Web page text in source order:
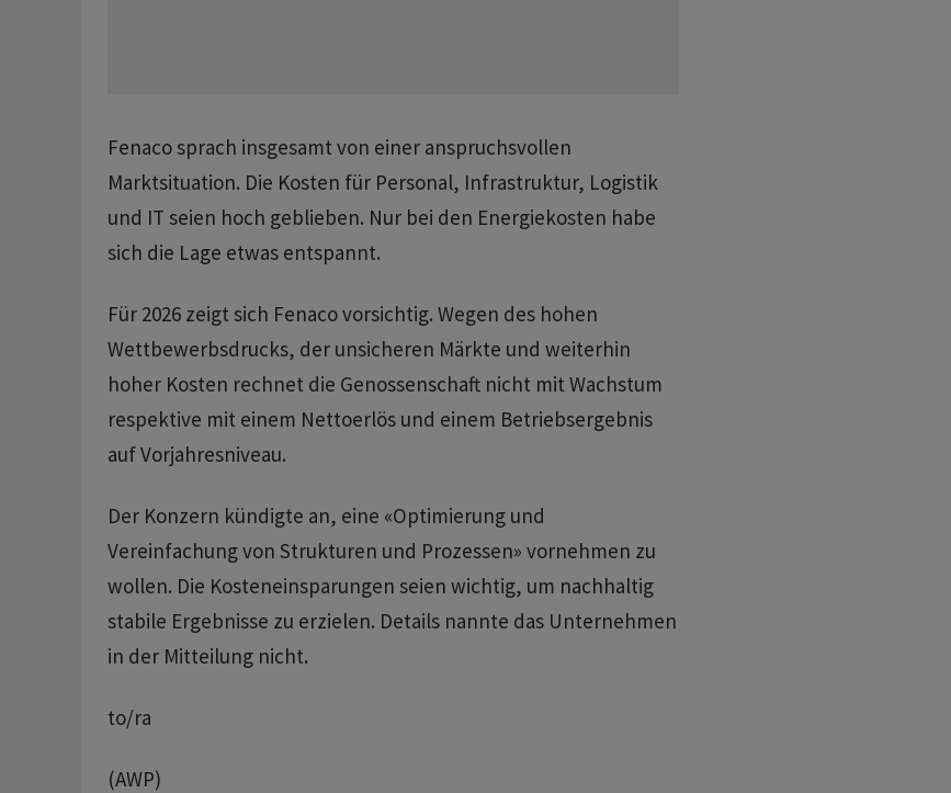
Fenaco sprach insgesamt von einer anspruchsvollen
Marktsituation. Die Kosten für Personal, Infrastruktur, Logistik
und IT seien hoch geblieben. Nur bei den Energiekosten habe
sich die Lage etwas entspannt.
Für 2026 zeigt sich Fenaco vorsichtig. Wegen des hohen
Wettbewerbsdrucks, der unsicheren Märkte und weiterhin
hoher Kosten rechnet die Genossenschaft nicht mit Wachstum
respektive mit einem Nettoerlös und einem Betriebsergebnis
auf Vorjahresniveau.
Der Konzern kündigte an, eine «Optimierung und
Vereinfachung von Strukturen und Prozessen» vornehmen zu
wollen. Die Kosteneinsparungen seien wichtig, um nachhaltig
stabile Ergebnisse zu erzielen. Details nannte das Unternehmen
in der Mitteilung nicht.
to/ra
(AWP)